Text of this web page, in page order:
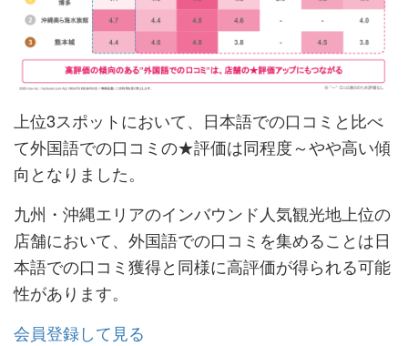
上位3スポットにおいて、日本語での口コミと比べ
て外国語での口コミの★評価は同程度～やや高い傾
向となりました。
九州・沖縄エリアのインバウンド人気観光地上位の
店舗において、外国語での口コミを集めることは日
本語での口コミ獲得と同様に高評価が得られる可能
性があります。
会員登録して見る